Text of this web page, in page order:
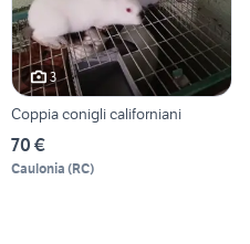
3
Coppia conigli californiani
70 €
Caulonia (RC)